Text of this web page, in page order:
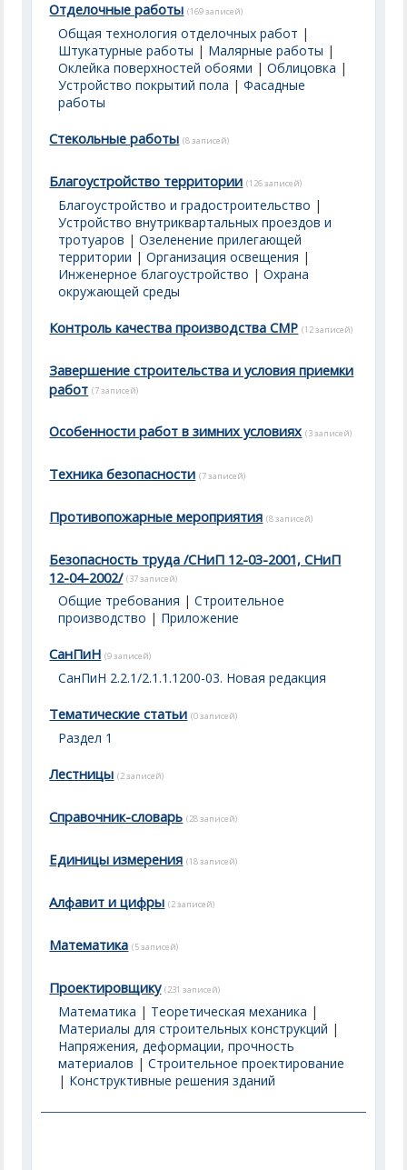
Отделочные работы (169 записей)
Общая технология отделочных работ |
Штукатурные работы | Малярные работы |
Оклейка поверхностей обоями |Облицовка |
Устройство покрытий пола |Фасадные
работы
Стекольные работы (8 записей)
Благоустройство территории (126 записей)
Благоустройство и градостроительство |
Устройство внутриквартальных проездов и
тротуаров |Озеленение прилегающей
территории |Организация освещения |
Инженерное благоустройство |Охрана
окружающей среды
Контроль качества производства СМР (12 записей)
Завершение строительства и условия приемки
работ (7 записей)
Особенности работ в зимних условиях (3 записей)
Техника безопасности (7 записей)
Противопожарные мероприятия (8 записей)
Безопасность труда /СНиП 12-03-2001, СНиП
12-04-2002/ (37 записей)
Общие требования |Строительное
производство | Приложение
СанПиН (9 записей)
СанПиН 2.2.1/2.1.1.1200-03. Новая редакция
Тематические статьи (0 записей)
Раздел 1
Лестницы (2 записей)
Справочник-словарь (28 записей)
Единицы измерения (18 записей)
Алфавит и цифры (2 записей)
Математика (5 записей)
Проектировщику (231 записей)
Математика | Теоретическая механика |
Материалы для строительных конструкций |
Напряжения, деформации, прочность
материалов |Строительное проектирование
| Конструктивные решения зданий